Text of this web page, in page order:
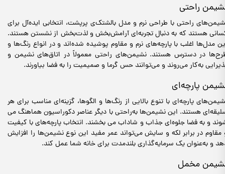
راحتی
راحتی با طراحی نرم و مدل بالشتک‌ی پرپشت، انتخابی ایده‌آل برای
هستند که به دنبال تجربه‌ای آرامش‌بخش و لذت‌بخش از نشستن هستند.
مدل‌ها اغلب با پارچه‌های نرم و مقاوم پوشیده شده‌اند و در انواع رنگ‌ها و
در دسترس هستند. نشیمن‌های راحتی معمولاً در اتاق‌های نشیمن و
به‌کار می‌روند و می‌توانند حس گرما و صمیمیت را به فضا بیاورند.
پارچه‌ای
پارچه‌ای با تنوع بالایی از رنگ‌ها و الگوها، گزینه‌ای مناسب برای هر
هستند. این نشیمن‌ها به‌راحتی با دیگر عناصر دکوراسیون هماهنگ می
و به فضا جلوه‌ای جذاب و شاداب می بخشند. انتخاب پارچه‌های با کیفیت
مقاوم در برابر لکه و سایش می‌تواند عمر مفید این نوع نشیمن‌ها را افزایش
و به‌عنوان یک سرمایه‌گذاری بلندمدت برای خانه شما عمل کند.
مخمل